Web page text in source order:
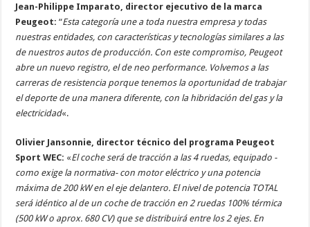
Jean-Philippe Imparato, director ejecutivo de la marca
Peugeot:“Esta categoría une a toda nuestra empresa y todas
nuestras entidades, con características y tecnologías similares a las
de nuestros autos de producción. Con este compromiso, Peugeot
abre un nuevo registro, el de neo performance. Volvemos a las
carreras de resistencia porque tenemos la oportunidad de trabajar
el deporte de una manera diferente, con la hibridación del gas y la
electricidad«.
Olivier Jansonnie, director técnico del programa Peugeot
Sport WEC: «El coche será de tracción a las 4 ruedas, equipado -
como exige la normativa- con motor eléctrico y una potencia
máxima de 200 kW en el eje delantero. El nivel de potencia TOTAL
será idéntico al de un coche de tracción en 2 ruedas 100% térmica
(500 kW o aprox. 680 CV) que se distribuirá entre los 2 ejes. En